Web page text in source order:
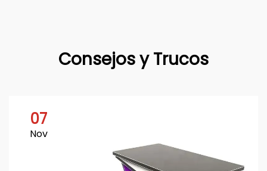
Consejos y Trucos
07
Nov